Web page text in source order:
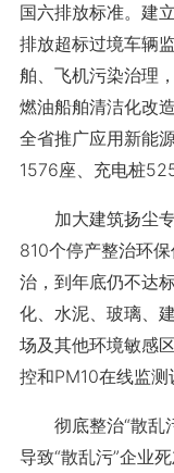
国六排放标准。建
排放超标过境车辆
舶、飞机污染治理
燃油船舶清洁化改
全省推广应用新能
1576座、充电桩
加大建筑扬尘专
810个停产整治环
治，到年底仍不达
化、水泥、玻璃、
场及其他环境敏感
控和PM10在线监测
彻底整治“散乱污
导致“散乱污”企业